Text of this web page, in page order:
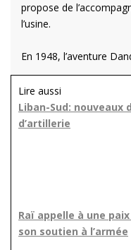
propose de
l’usine.
En 1948, l’aventure
Lire aussi
Liban-Sud:
d’artillerie
Raï appelle à une
son soutien à l’armée